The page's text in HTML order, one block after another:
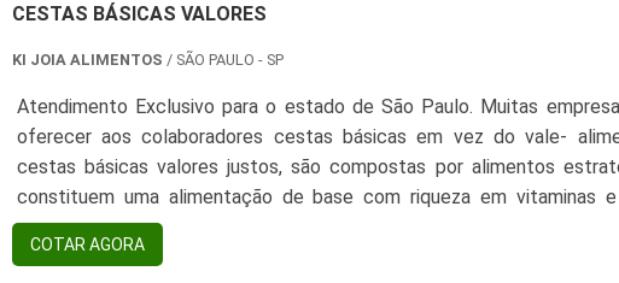
CESTAS BÁSICAS VALORES
KI JOIA ALIMENTOS / SÃO PAULO - SP
Atendimento Exclusivo para o estado de São Paulo. Muitas
oferecer aos colaboradores cestas básicas em vez do vale-
cestas básicas valores justos, são compostas por alimentos
constituem uma alimentação de base com riqueza em vitaminas
Assim, a empresa contribui para a saúde e bem-estar de seus
maneira geral, as cestas básicas podem conter:Arroz;Feijão;Macarr...
COTAR AGORA